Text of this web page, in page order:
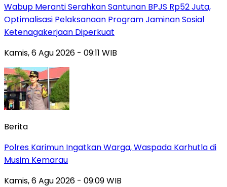
Wabup Meranti Serahkan Santunan BPJS Rp52 Juta,
Optimalisasi Pelaksanaan Program Jaminan Sosial
Ketenagakerjaan Diperkuat
Kamis, 6 Agu 2026 - 09:11 WIB
Berita
Polres Karimun Ingatkan Warga, Waspada Karhutla di
Musim Kemarau
Kamis, 6 Agu 2026 - 09:09 WIB